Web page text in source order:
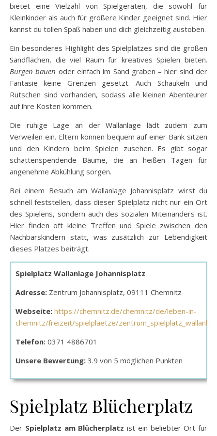
bietet eine Vielzahl von Spielgeräten, die sowohl für
Kleinkinder als auch für größere Kinder geeignet sind. Hier
kannst du tollen Spaß haben und dich gleichzeitig austoben.
Ein besonderes Highlight des Spielplatzes sind die großen
Sandflächen, die viel Raum für kreatives Spielen bieten.
Burgen bauen oder einfach im Sand graben – hier sind der
Fantasie keine Grenzen gesetzt. Auch Schaukeln und
Rutschen sind vorhanden, sodass alle kleinen Abenteurer
auf ihre Kosten kommen.
Die ruhige Lage an der Wallanlage lädt zudem zum
Verweilen ein. Eltern können bequem auf einer Bank sitzen
und den Kindern beim Spielen zusehen. Es gibt sogar
schattenspendende Bäume, die an heißen Tagen für
angenehme Abkühlung sorgen.
Bei einem Besuch am Wallanlage Johannisplatz wirst du
schnell feststellen, dass dieser Spielplatz nicht nur ein Ort
des Spielens, sondern auch des sozialen Miteinanders ist.
Hier finden oft kleine Treffen und Spiele zwischen den
Nachbarskindern statt, was zusätzlich zur Lebendigkeit
dieses Platzes beiträgt.
Spielplatz Wallanlage Johannisplatz
Adresse: Zentrum Johannisplatz, 09111 Chemnitz
Webseite: https://chemnitz.de/chemnitz/de/leben-in-
chemnitz/freizeit/spielplaetze/
Telefon: 0371 4886701
Unsere Bewertung: 3.9 von 5 möglichen Punkten
Spielplatz Blücherplatz
Der Spielplatz am Blücherplatz ist ein beliebter Ort für